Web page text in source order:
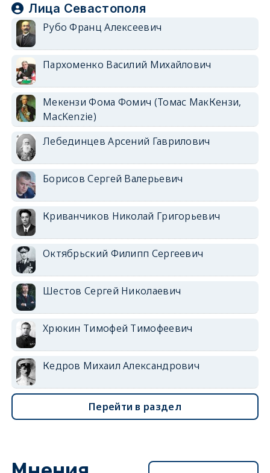
Лица Севастополя
Рубо Франц Алексеевич
Пархоменко Василий Михайлович
Мекензи Фома Фомич (Томас МакКензи,
MacKenzie)
Лебединцев Арсений Гаврилович
Борисов Сергей Валерьевич
Криванчиков Николай Григорьевич
Октябрьский Филипп Сергеевич
Шестов Сергей Николаевич
Хрюкин Тимофей Тимофеевич
Кедров Михаил Александрович
Перейти в раздел